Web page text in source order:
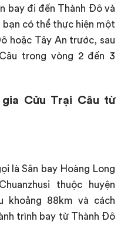
bay đi đến Thành Đô và
có thể thực hiện một
hoặc Tây An trước, sau
trong vòng 2 đến 3
Cửu Trại Câu từ
là Sân bay Hoàng Long
thuộc huyện
khoảng 88km và cách
trình bay từ Thành Đô